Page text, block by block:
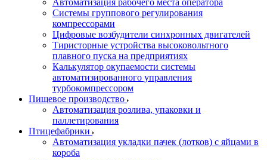
Автоматизация рабочего места оператора
Системы группового регулирования
компрессорами
Цифровые возбудители синхронных двигателей
Тиристорные устройства высоковольтного
плавного пуска на предприятиях
Калькулятор окупаемости системы
автоматизированного управления
турбокомпрессором
Пищевое производство
Автоматизация розлива, упаковки и
паллетирования
Птицефабрики
Автоматизация укладки пачек (лотков) с яйцами в
короба